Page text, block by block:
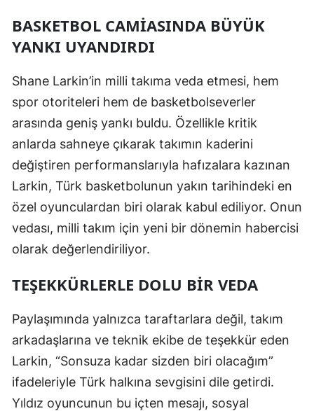
Mardin
Muş
Nevşehir
Niğde
Ordu
Rize
Sakarya
Siirt
Sinop
Sivas
Tekirdağ
Tokat
BASKETBOL CAMIASINDA BÜYÜK
YANKI UYANDIRDI
Shane Larkin’in milli takıma veda etmesi, hem
spor otoriteleri hem de basketbolseverler
arasında geniş yankı buldu. Özellikle kritik
anlarda sahneye çıkarak takımın kaderini
değiştiren performanslarıyla hafızalara kazınan
Larkin, Türk basketbolunun yakın tarihindeki en
özel oyunculardan biri olarak kabul ediliyor. Onun
vedası, milli takım için yeni bir dönemin habercisi
olarak değerlendiriliyor.
TEŞEKKÜRLERLE DOLU BIR VEDA
Paylaşımında yalnızca taraftarlara değil, takım
arkadaşlarına ve teknik ekibe de teşekkür eden
Larkin, “Sonsuza kadar sizden biri olacağım”
ifadeleriyle Türk halkına sevgisini dile getirdi.
Yıldız oyuncunun bu içten mesajı, sosyal